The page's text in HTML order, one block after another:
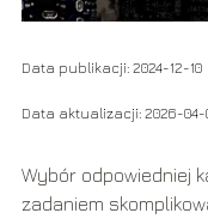
Data publikacji: 2024-12-10
Data aktualizacji: 2026-04-
Wybór odpowiedniej
zadaniem